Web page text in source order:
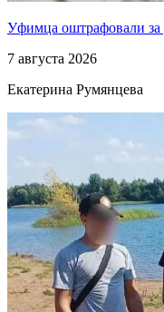
Уфимца оштрафовали за
7 августа 2026
Екатерина Румянцева